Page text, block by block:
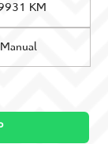
KM
Manual